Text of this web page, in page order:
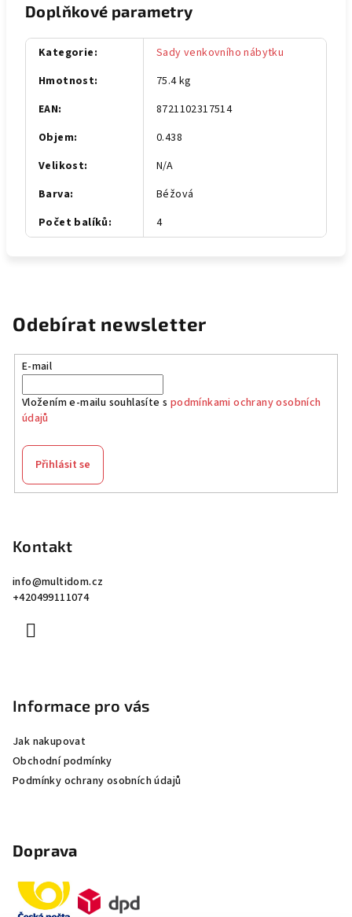
Doplňkové parametry
Kategorie:
Sady venkovního nábytku
Hmotnost:
75.4 kg
EAN:
8721102317514
Objem:
0.438
Velikost:
N/A
Barva:
Béžová
Počet balíků: 4
Odebírat newsletter
E-mail
Vložením e-mailu souhlasíte s podmínkami ochrany osobních
údajů
Přihlásit se
Kontakt
info@multidom.cz
+420499111074
Informace pro vás
Jak nakupovat
Obchodní podmínky
Podmínky ochrany osobních údajů
Doprava